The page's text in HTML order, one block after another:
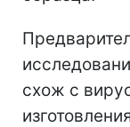
схож с